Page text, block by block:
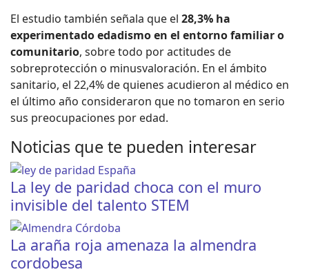
El estudio también señala que el 28,3% ha
experimentado edadismo en el entorno familiar o
comunitario, sobre todo por actitudes de
sobreprotección o minusvaloración. En el ámbito
sanitario, el 22,4% de quienes acudieron al médico en
el último año consideraron que no tomaron en serio
sus preocupaciones por edad.
Noticias que te pueden interesar
La ley de paridad choca con el muro
invisible del talento STEM
La araña roja amenaza la almendra
cordobesa